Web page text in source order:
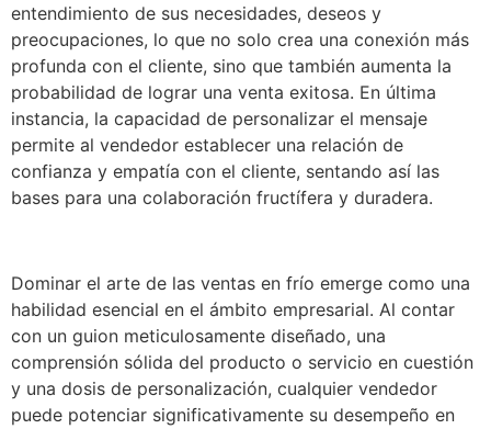
entendimiento de sus necesidades, deseos y
preocupaciones, lo que no solo crea una conexión más
profunda con el cliente, sino que también aumenta la
probabilidad de lograr una venta exitosa. En última
instancia, la capacidad de personalizar el mensaje
permite al vendedor establecer una relación de
confianza y empatía con el cliente, sentando así las
bases para una colaboración fructífera y duradera.
Dominar el arte de las ventas en frío emerge como una
habilidad esencial en el ámbito empresarial. Al contar
con un guion meticulosamente diseñado, una
comprensión sólida del producto o servicio en cuestión
y una dosis de personalización, cualquier vendedor
puede potenciar significativamente su desempeño en